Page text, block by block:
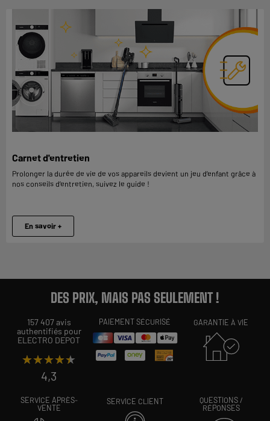
Carnet d'entretien
Prolonger la durée de vie de vos appareils devient un jeu d’enfant grâce à
nos conseils d’entretien, suivez le guide !
En savoir +
DES PRIX, MAIS PAS SEULEMENT !
157 407 avis
authentifiés pour
ELECTRO DEPOT
★★★★★
★★★★★
4,3
PAIEMENT SÉCURISÉ GARANTIE À VIE
SERVICE APRÈS-
VENTE
SERVICE CLIENT
QUESTIONS /
RÉPONSES